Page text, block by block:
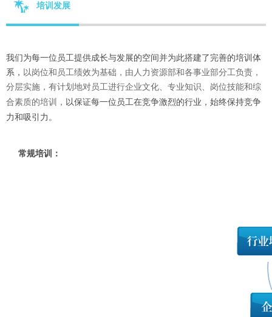
培训发展
我们为每一位员工提供成长与发展的空间并为此搭建了完善的培训体
系， 以岗位和员工绩效为基础，由人力资源部和各事业部分工负责，
分层实施，有计划地对员工进行企业文化、专业知识、岗位技能和综
合素质的培训
， 以保证每一位员工在竞争激烈的行业，始终保持竞争
力和吸引力 。
常规培训：